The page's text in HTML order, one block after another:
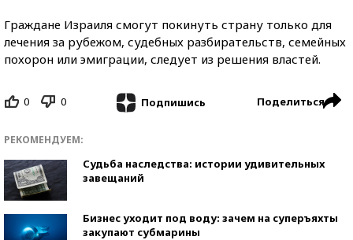
Граждане Израиля смогут покинуть страну только для
лечения за рубежом, судебных разбирательств, семейных
похорон или эмиграции, следует из решения властей.
0 0 Подпишись Поделиться
РЕКОМЕНДУЕМ:
Судьба наследства: истории удивительных
завещаний
Бизнес уходит под воду: зачем на суперъяхты
закупают субмарины